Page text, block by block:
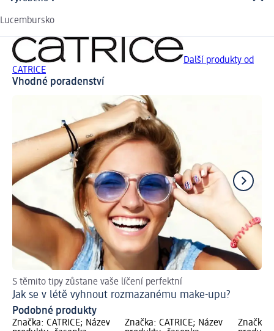
Lucembursko
Další produkty od
CATRICE
Vhodné poradenství
S těmito tipy zůstane vaše líčení perfektní
Jak se v létě vyhnout rozmazanému make-upu?
Podobné produkty
Značka: CATRICE; Název
Značka: CATRICE; Název
Značka: